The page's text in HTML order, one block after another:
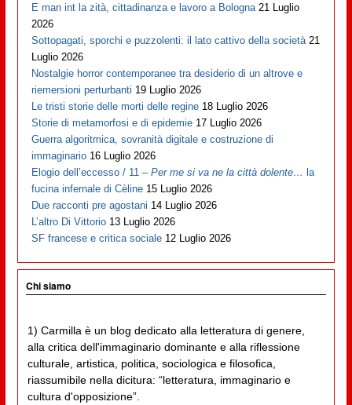
E man int la zità, cittadinanza e lavoro a Bologna 21 Luglio
2026
Sottopagati, sporchi e puzzolenti: il lato cattivo della società 21
Luglio 2026
Nostalgie horror contemporanee tra desiderio di un altrove e
riemersioni perturbanti 19 Luglio 2026
Le tristi storie delle morti delle regine 18 Luglio 2026
Storie di metamorfosi e di epidemie 17 Luglio 2026
Guerra algoritmica, sovranità digitale e costruzione di
immaginario 16 Luglio 2026
Elogio dell’eccesso / 11 –Per me si va ne la città dolente… la
fucina infernale di Cèline 15 Luglio 2026
Due racconti pre agostani 14 Luglio 2026
L’altro Di Vittorio 13 Luglio 2026
SF francese e critica sociale 12 Luglio 2026
Chi siamo
1) Carmilla è un blog dedicato alla letteratura di genere,
alla critica dell'immaginario dominante e alla riflessione
culturale, artistica, politica, sociologica e filosofica,
riassumibile nella dicitura: “letteratura, immaginario e
cultura d'opposizione”.